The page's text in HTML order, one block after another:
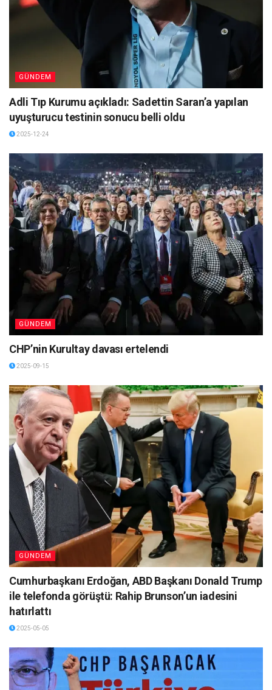
GÜNDEM
Adli Tıp Kurumu açıkladı: Sadettin Saran’a yapılan
uyuşturucu testinin sonucu belli oldu
2025-12-24
GÜNDEM
CHP’nin Kurultay davası ertelendi
2025-09-15
GÜNDEM
Cumhurbaşkanı Erdoğan, ABD Başkanı Donald Trump
ile telefonda görüştü: Rahip Brunson’un iadesini
hatırlattı
2025-05-05